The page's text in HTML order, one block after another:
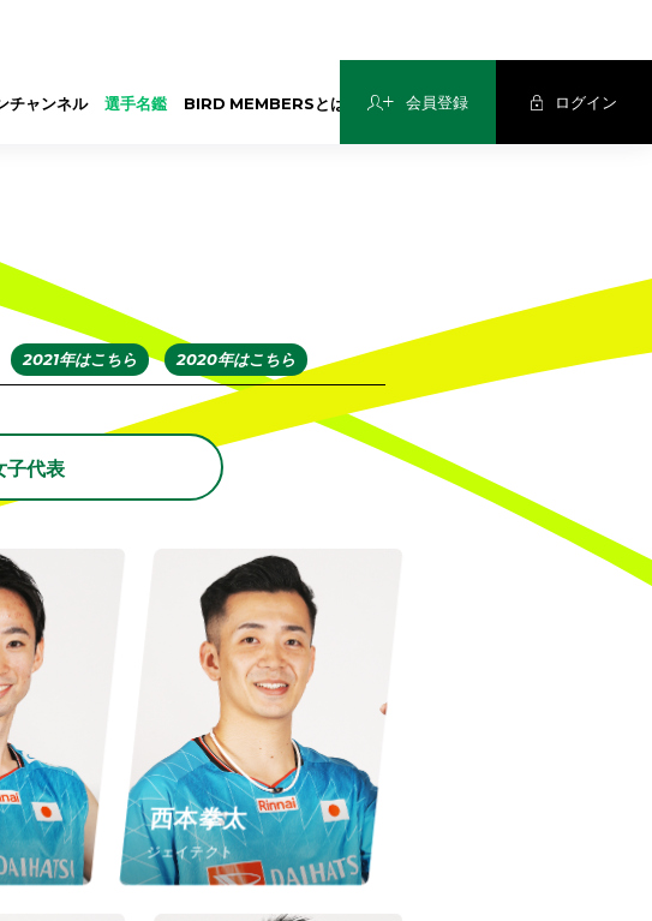
チャンネル 選手名鑑 BIRD MEMBERSとは？ 会員登録 ログイン
2021年はこちら 2020年はこちら
子代表
西本拳太
ジェイテクト